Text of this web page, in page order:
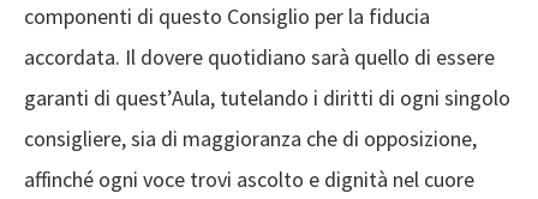
componenti di questo Consiglio per la fiducia
accordata. Il dovere quotidiano sarà quello di essere
garanti di quest’Aula, tutelando i diritti di ogni singolo
consigliere, sia di maggioranza che di opposizione,
affinché ogni voce trovi ascolto e dignità nel cuore